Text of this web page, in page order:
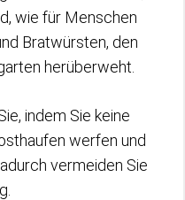
wie für Menschen
Bratwürsten, den
herüberweht.
indem Sie keine
werfen und
vermeiden Sie